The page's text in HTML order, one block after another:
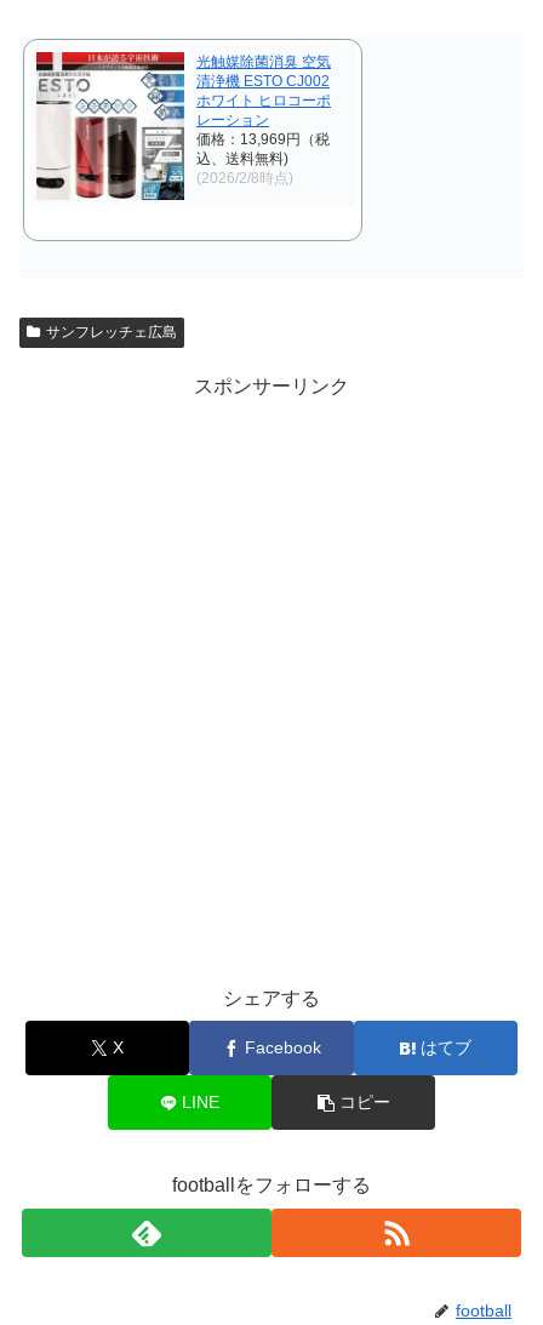
光触媒除菌消臭 空気
清浄機 ESTO CJ002
ホワイト ヒロコーポ
レーション
価格：13,969円（税
込、送料無料)
(2026/2/8時点)
サンフレッチェ広島
スポンサーリンク
シェアする
X Facebook はてブ
LINE コピー
footballをフォローする
football